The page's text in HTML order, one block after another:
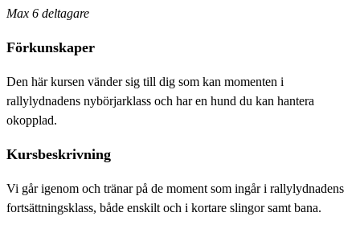
Max 6 deltagare
Förkunskaper
Den här kursen vänder sig till dig som kan momenten i
rallylydnadens nybörjarklass och har en hund du kan hantera
okopplad.
Kursbeskrivning
Vi går igenom och tränar på de moment som ingår i rallylydnadens
fortsättningsklass, både enskilt och i kortare slingor samt bana.